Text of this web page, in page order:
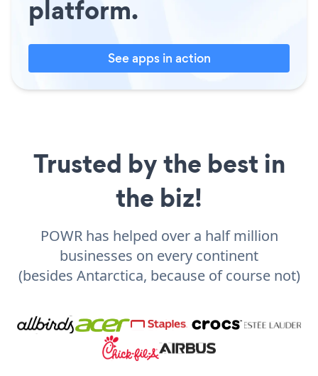
platform.
See apps in action
Trusted by the best in
the biz!
POWR has helped over a half million
businesses on every continent
(besides Antarctica, because of course not)